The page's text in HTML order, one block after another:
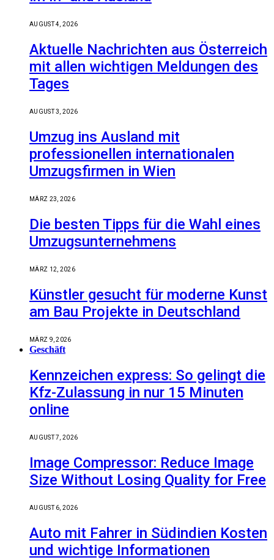
AUGUST 4, 2026
Aktuelle Nachrichten aus Österreich
mit allen wichtigen Meldungen des
Tages
AUGUST 3, 2026
Umzug ins Ausland mit
professionellen internationalen
Umzugsfirmen in Wien
MÄRZ 23, 2026
Die besten Tipps für die Wahl eines
Umzugsunternehmens
MÄRZ 12, 2026
Künstler gesucht für moderne Kunst
am Bau Projekte in Deutschland
MÄRZ 9, 2026
Geschäft
Kennzeichen express: So gelingt die
Kfz-Zulassung in nur 15 Minuten
online
AUGUST 7, 2026
Image Compressor: Reduce Image
Size Without Losing Quality for Free
AUGUST 6, 2026
Auto mit Fahrer in Südindien Kosten
und wichtige Informationen